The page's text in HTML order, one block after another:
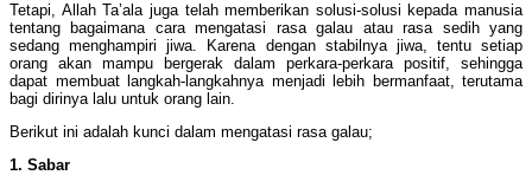
Tetapi, Allah Ta’ala juga telah memberikan solusi-solusi kepada manusia
tentang bagaimana cara mengatasi rasa galau atau rasa sedih yang
sedang menghampiri jiwa. Karena dengan stabilnya jiwa, tentu setiap
orang akan mampu bergerak dalam perkara-perkara positif, sehingga
dapat membuat langkah-langkahnya menjadi lebih bermanfaat, terutama
bagi dirinya lalu untuk orang lain.
Berikut ini adalah kunci dalam mengatasi rasa galau;
1. Sabar